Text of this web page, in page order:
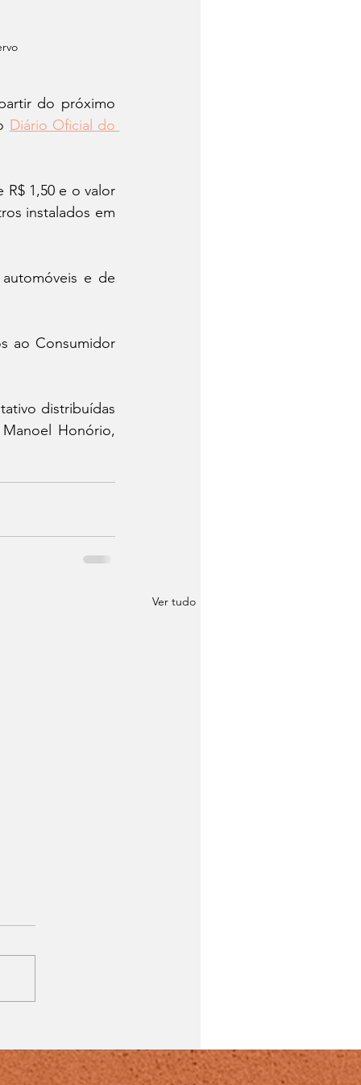
do próximo
Diário Oficial do
1,50 e o valor
instalados em
e de
ao Consumidor
distribuídas
Honório,
Ver tudo